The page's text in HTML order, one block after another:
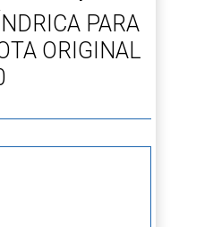
PARA
ORIGINAL